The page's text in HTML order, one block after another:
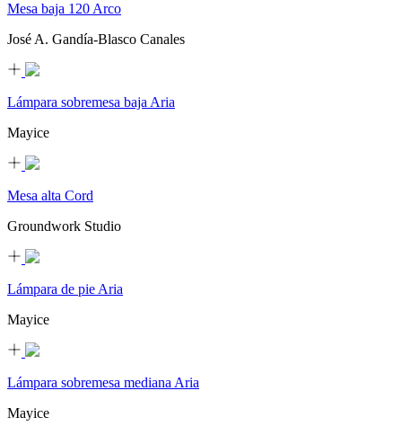
Mesa baja 120 Arco
José A. Gandía-Blasco Canales
Lámpara sobremesa baja Aria
Mayice
Mesa alta Cord
Groundwork Studio
Lámpara de pie Aria
Mayice
Lámpara sobremesa mediana Aria
Mayice